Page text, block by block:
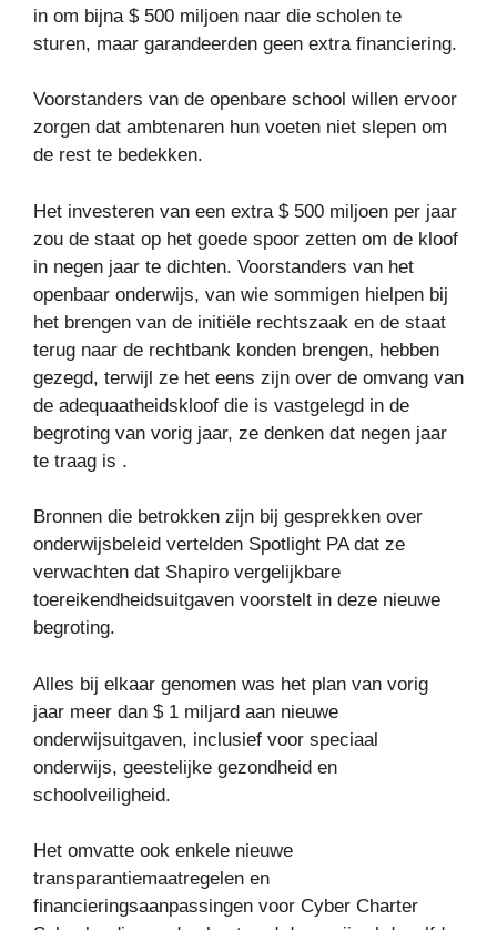
in om bijna $ 500 miljoen naar die scholen te
sturen, maar garandeerden geen extra financiering.
Voorstanders van de openbare school willen ervoor
zorgen dat ambtenaren hun voeten niet slepen om
de rest te bedekken.
Het investeren van een extra $ 500 miljoen per jaar
zou de staat op het goede spoor zetten om de kloof
in negen jaar te dichten. Voorstanders van het
openbaar onderwijs, van wie sommigen hielpen bij
het brengen van de initiële rechtszaak en de staat
terug naar de rechtbank konden brengen, hebben
gezegd, terwijl ze het eens zijn over de omvang van
de adequaatheidskloof die is vastgelegd in de
begroting van vorig jaar, ze denken dat negen jaar
te traag is .
Bronnen die betrokken zijn bij gesprekken over
onderwijsbeleid vertelden Spotlight PA dat ze
verwachten dat Shapiro vergelijkbare
toereikendheidsuitgaven voorstelt in deze nieuwe
begroting.
Alles bij elkaar genomen was het plan van vorig
jaar meer dan $ 1 miljard aan nieuwe
onderwijsuitgaven, inclusief voor speciaal
onderwijs, geestelijke gezondheid en
schoolveiligheid.
Het omvatte ook enkele nieuwe
transparantiemaatregelen en
financieringsaanpassingen voor Cyber ​​Charter